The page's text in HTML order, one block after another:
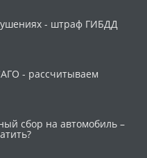
- штраф ГИБДД
- рассчитываем
сбор на автомобиль –